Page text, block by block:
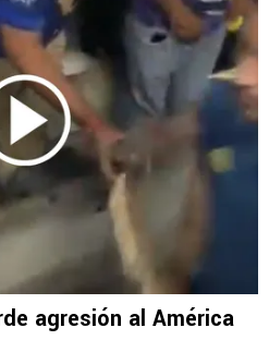
agresión al América